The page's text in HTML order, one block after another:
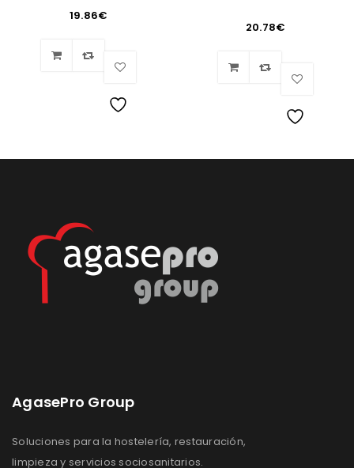
19.86€
de
20.78€
AgasePro Group
Soluciones para la hostelería, restauración,
limpieza y servicios sociosanitarios.